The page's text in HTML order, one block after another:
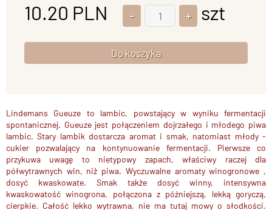
10.20 PLN szt
Lindemans Gueuze to lambic, powstający w wyniku fermentacji
spontanicznej. Gueuze jest połączeniem dojrzałego i młodego piwa
lambic. Stary lambik dostarcza aromat i smak, natomiast młody -
cukier pozwalający na kontynuowanie fermentacji. Pierwsze co
przykuwa uwagę to nietypowy zapach, właściwy raczej dla
półwytrawnych win, niż piwa. Wyczuwalne aromaty winogronowe ,
dosyć kwaskowate. Smak także dosyć winny, intensywna
kwaskowatość winogrona, połączona z późniejszą, lekką goryczą,
cierpkie. Całość lekko wytrawna, nie ma tutaj mowy o słodkości.